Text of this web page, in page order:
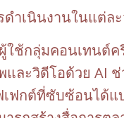
ดำเนินงานในแต่ล
ช้กลุ่มคอนเทนต์ครี
และวิดีโอด้วย AI
เฟกต์ที่ซับซ้อนได้แ